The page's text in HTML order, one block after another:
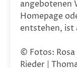
angebotenen
Homepage
entstehen, ist
© Fotos:
Rieder |